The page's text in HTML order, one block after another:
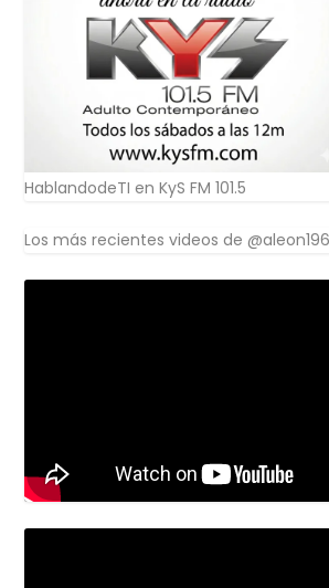
HablandodeTI en KyS FM 101.5
Los más recientes videos de